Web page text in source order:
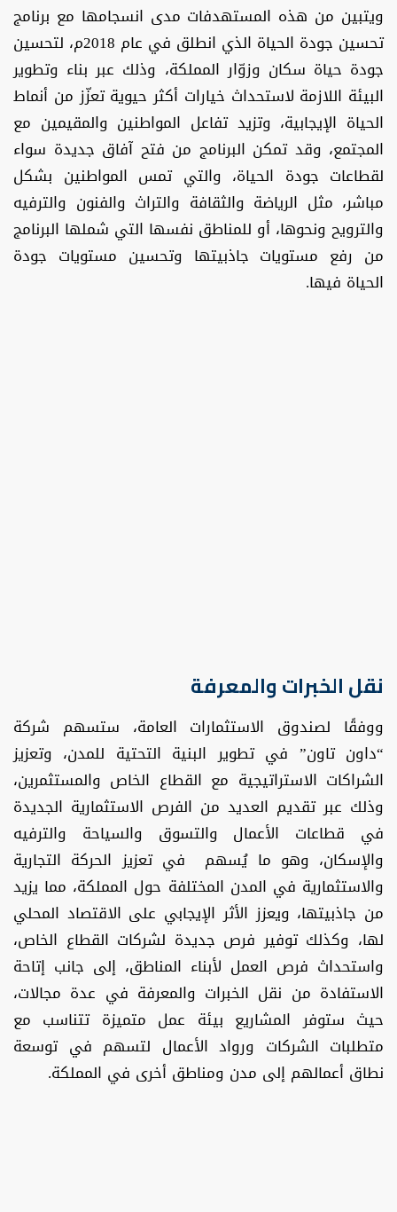
ويتبين من هذه المستهدفات مدى انسجامها مع برنامج
تحسين جودة الحياة الذي انطلق في عام 2018م، لتحسين
جودة حياة سكان وزوّار المملكة، وذلك عبر بناء وتطوير
البيئة اللازمة لاستحداث خيارات أكثر حيوية تعزّز من أنماط
الحياة الإيجابية، وتزيد تفاعل المواطنين والمقيمين مع
المجتمع، وقد تمكن البرنامج من فتح آفاق جديدة سواء
لقطاعات جودة الحياة، والتي تمس المواطنين بشكل
مباشر، مثل الرياضة والثقافة والتراث والفنون والترفيه
والترويح ونحوها، أو للمناطق نفسها التي شملها البرنامج
من رفع مستويات جاذبيتها وتحسين مستويات جودة
الحياة فيها.
نقل الخبرات والمعرفة
ووفقًا لصندوق الاستثمارات العامة، ستسهم شركة
“داون تاون” في تطوير البنية التحتية للمدن، وتعزيز
الشراكات الاستراتيجية مع القطاع الخاص والمستثمرين،
وذلك عبر تقديم العديد من الفرص الاستثمارية الجديدة
في قطاعات الأعمال والتسوق والسياحة والترفيه
والإسكان، وهو ما يُسهم في تعزيز الحركة التجارية
والاستثمارية في المدن المختلفة حول المملكة، مما يزيد
من جاذبيتها، ويعزز الأثر الإيجابي على الاقتصاد المحلي
لها، وكذلك توفير فرص جديدة لشركات القطاع الخاص،
واستحداث فرص العمل لأبناء المناطق، إلى جانب إتاحة
الاستفادة من نقل الخبرات والمعرفة في عدة مجالات،
حيث ستوفر المشاريع بيئة عمل متميزة تتناسب مع
متطلبات الشركات ورواد الأعمال لتسهم في توسعة
نطاق أعمالهم إلى مدن ومناطق أخرى في المملكة.